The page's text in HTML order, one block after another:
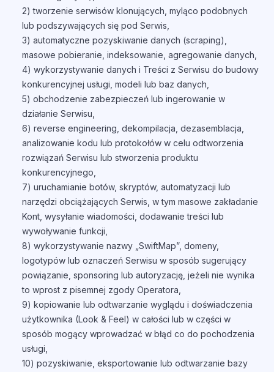
2) tworzenie serwisów klonujących, myląco podobnych
lub podszywających się pod Serwis,
3) automatyczne pozyskiwanie danych (scraping),
masowe pobieranie, indeksowanie, agregowanie danych,
4) wykorzystywanie danych i Treści z Serwisu do budowy
konkurencyjnej usługi, modeli lub baz danych,
5) obchodzenie zabezpieczeń lub ingerowanie w
działanie Serwisu,
6) reverse engineering, dekompilacja, dezasemblacja,
analizowanie kodu lub protokołów w celu odtworzenia
rozwiązań Serwisu lub stworzenia produktu
konkurencyjnego,
7) uruchamianie botów, skryptów, automatyzacji lub
narzędzi obciążających Serwis, w tym masowe zakładanie
Kont, wysyłanie wiadomości, dodawanie treści lub
wywoływanie funkcji,
8) wykorzystywanie nazwy „SwiftMap”, domeny,
logotypów lub oznaczeń Serwisu w sposób sugerujący
powiązanie, sponsoring lub autoryzację, jeżeli nie wynika
to wprost z pisemnej zgody Operatora,
9) kopiowanie lub odtwarzanie wyglądu i doświadczenia
użytkownika (Look & Feel) w całości lub w części w
sposób mogący wprowadzać w błąd co do pochodzenia
usługi,
10) pozyskiwanie, eksportowanie lub odtwarzanie bazy